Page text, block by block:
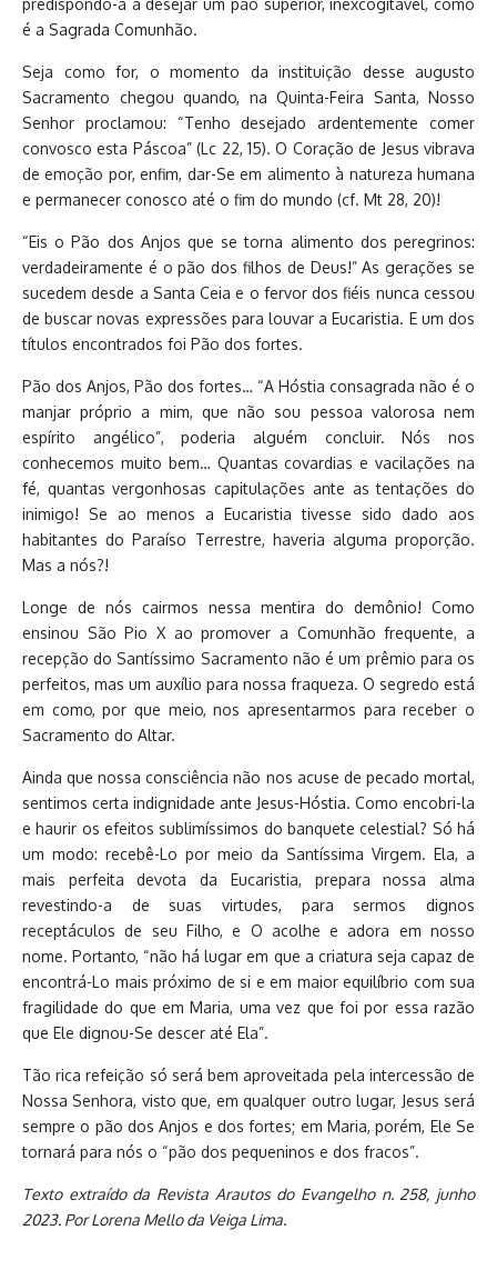
predispondo-a a desejar um pão superior, inexcogitável, como
é a Sagrada Comunhão.
Seja como for, o momento da instituição desse augusto
Sacramento chegou quando, na Quinta-Feira Santa, Nosso
Senhor proclamou: “Tenho desejado ardentemente comer
convosco esta Páscoa” (Lc 22, 15). O Coração de Jesus vibrava
de emoção por, enfim, dar-Se em alimento à natureza humana
e permanecer conosco até o fim do mundo (cf. Mt 28, 20)!
“Eis o Pão dos Anjos que se torna alimento dos peregrinos:
verdadeiramente é o pão dos filhos de Deus!” As gerações se
sucedem desde a Santa Ceia e o fervor dos fiéis nunca cessou
de buscar novas expressões para louvar a Eucaristia. E um dos
títulos encontrados foi Pão dos fortes.
Pão dos Anjos, Pão dos fortes… “A Hóstia consagrada não é o
manjar próprio a mim, que não sou pessoa valorosa nem
espírito angélico”, poderia alguém concluir. Nós nos
conhecemos muito bem… Quantas covardias e vacilações na
fé, quantas vergonhosas capitulações ante as tentações do
inimigo! Se ao menos a Eucaristia tivesse sido dado aos
habitantes do Paraíso Terrestre, haveria alguma proporção.
Mas a nós?!
Longe de nós cairmos nessa mentira do demônio! Como
ensinou São Pio X ao promover a Comunhão frequente, a
recepção do Santíssimo Sacramento não é um prêmio para os
perfeitos, mas um auxílio para nossa fraqueza. O segredo está
em como, por que meio, nos apresentarmos para receber o
Sacramento do Altar.
Ainda que nossa consciência não nos acuse de pecado mortal,
sentimos certa indignidade ante Jesus-Hóstia. Como encobri-la
e haurir os efeitos sublimíssimos do banquete celestial? Só há
um modo: recebê-Lo por meio da Santíssima Virgem. Ela, a
mais perfeita devota da Eucaristia, prepara nossa alma
revestindo-a de suas virtudes, para sermos dignos
receptáculos de seu Filho, e O acolhe e adora em nosso
nome. Portanto, “não há lugar em que a criatura seja capaz de
encontrá-Lo mais próximo de si e em maior equilíbrio com sua
fragilidade do que em Maria, uma vez que foi por essa razão
que Ele dignou-Se descer até Ela”.
Tão rica refeição só será bem aproveitada pela intercessão de
Nossa Senhora, visto que, em qualquer outro lugar, Jesus será
sempre o pão dos Anjos e dos fortes; em Maria, porém, Ele Se
tornará para nós o “pão dos pequeninos e dos fracos”.
Texto extraído da Revista Arautos do Evangelho n. 258, junho
2023. Por Lorena Mello da Veiga Lima.